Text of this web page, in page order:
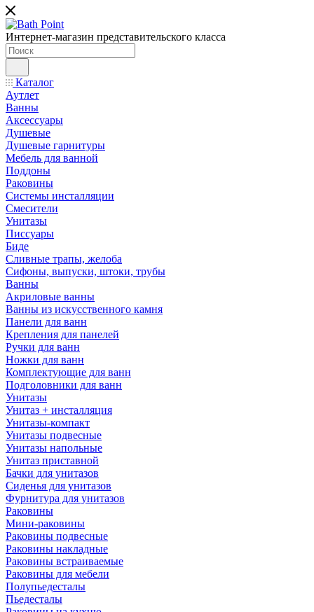
Интернет-магазин представительского класса
Каталог
Аутлет
Ванны
Аксессуары
Душевые
Душевые гарнитуры
Мебель для ванной
Поддоны
Раковины
Системы инсталляции
Смесители
Унитазы
Писсуары
Биде
Сливные трапы, желоба
Сифоны, выпуски, штоки, трубы
Ванны
Акриловые ванны
Ванны из искусственного камня
Панели для ванн
Крепления для панелей
Ручки для ванн
Ножки для ванн
Комплектующие для ванн
Подголовники для ванн
Унитазы
Унитаз + инсталляция
Унитазы-компакт
Унитазы подвесные
Унитазы напольные
Унитаз приставной
Бачки для унитазов
Сиденья для унитазов
Фурнитура для унитазов
Раковины
Мини-раковины
Раковины подвесные
Раковины накладные
Раковины встраиваемые
Раковины для мебели
Полупьедесталы
Пьедесталы